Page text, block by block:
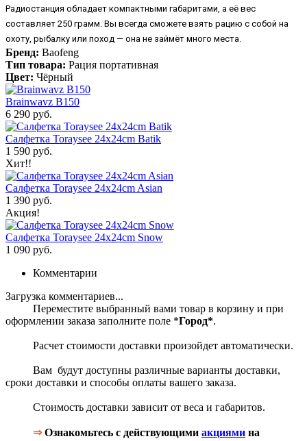
Радиостанция обладает компактными габаритами, а её вес
составляет 250 грамм. Вы всегда сможете взять рацию с собой на
охоту, рыбалку или поход — она не займёт много места.
Бренд: Baofeng
Тип товара: Рация портативная
Цвет: Чёрный
Brainwavz B150
6 290 руб.
Салфетка Toraysee 24x24cm Batik
1 590 руб.
Хит!!
Салфетка Toraysee 24x24cm Asian
1 390 руб.
Акция!
Салфетка Toraysee 24x24cm Snow
1 090 руб.
Комментарии
Загрузка комментариев...
Переместите выбранный вами товар в корзину и при
оформлении заказа заполните поле *Город*.
Расчет стоимости доставки произойдет автоматически.
Вам будут доступны различные варианты доставки,
сроки доставки и способы оплаты вашего заказа.
Стоимость доставки зависит от веса и габаритов.
⇒Ознакомьтесь с действующими акциями на